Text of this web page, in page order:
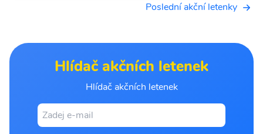
Poslední akční letenky
Hlídač akčních letenek
Hlídač akčních letenek